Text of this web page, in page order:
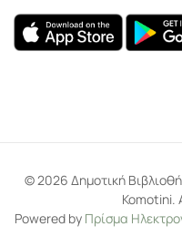
©2026 Δημοτική
Komotini.
Powered by Πρίσμα